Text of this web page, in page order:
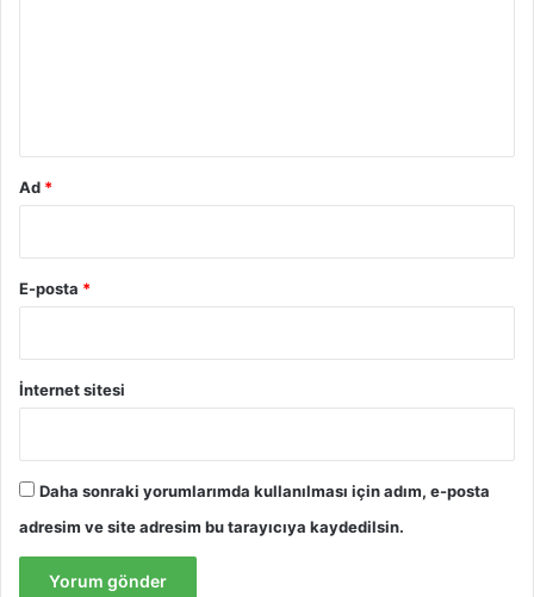
Ad *
E-posta *
İnternet sitesi
Daha sonraki yorumlarımda kullanılması için adım, e-posta
adresim ve site adresim bu tarayıcıya kaydedilsin.